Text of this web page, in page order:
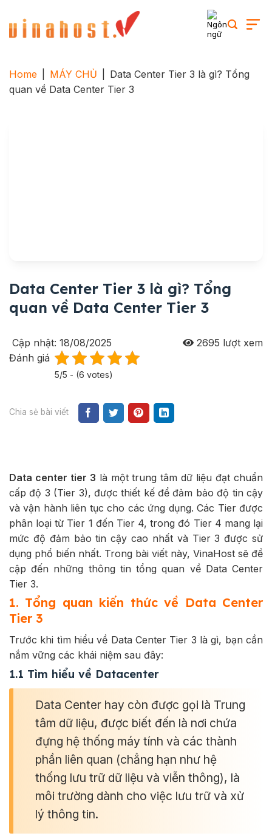
content
Home MÁY CHỦ
Data Center Tier 3 là gì? Tổng
quan về Data Center Tier 3
Data Center Tier 3 là gì? Tổng
quan về Data Center Tier 3
Cập nhật: 18/08/2025 2695 lượt xem
Đánh giá
5/5 - (6 votes)
Chia sẻ bài viết
Data center tier 3 là một trung tâm dữ liệu đạt chuẩn
cấp độ 3 (Tier 3), được thiết kế để đảm bảo độ tin cậy
và vận hành liên tục cho các ứng dụng. Các Tier được
phân loại từ Tier 1 đến Tier 4, trong đó Tier 4 mang lại
mức độ đảm bảo tin cậy cao nhất và Tier 3 được sử
dụng phổ biến nhất. Trong bài viết này, VinaHost sẽ đề
cập đến những thông tin tổng quan về Data Center
Tier 3.
1. Tổng quan kiến thức về Data Center
Tier 3
Trước khi tìm hiểu về Data Center Tier 3 là gì, bạn cần
nắm vững các khái niệm sau đây:
1.1 Tìm hiểu về Datacenter
Data Center hay còn được gọi là Trung
tâm dữ liệu, được biết đến là nơi chứa
đựng hệ thống máy tính và các thành
phần liên quan (chẳng hạn như hệ
thống lưu trữ dữ liệu và viễn thông), là
môi trường dành cho việc lưu trữ và xử
lý thông tin.